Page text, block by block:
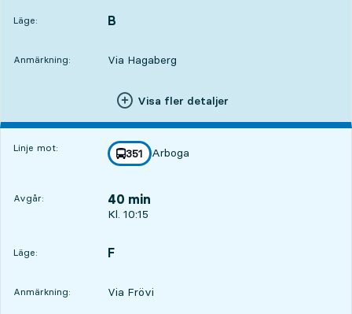
Läge:
LÄGE, B
,
Anmärkning: Via Hagaberg
Visa fler detaljer
Linje mot: linje
351
mot
Arboga
,
Avgår: 40 min
Avgår, Kl. 10:15, om 40 min
Kl. 10:15
Läge:
LÄGE, F
,
Anmärkning: Via Frövi